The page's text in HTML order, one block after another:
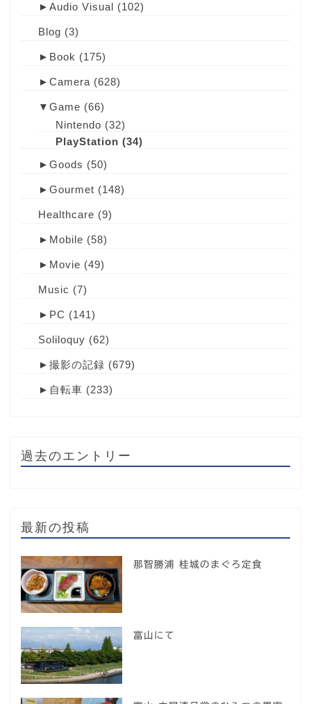
► Audio Visual (102)
Blog (3)
► Book (175)
► Camera (628)
▼ Game (66)
Nintendo (32)
PlayStation (34)
► Goods (50)
► Gourmet (148)
Healthcare (9)
► Mobile (58)
► Movie (49)
Music (7)
► PC (141)
Soliloquy (62)
► 撮影の記録 (679)
► 自転車 (233)
過去のエントリー
最新の投稿
那智勝浦 桂城のまぐろ定食
富山にて